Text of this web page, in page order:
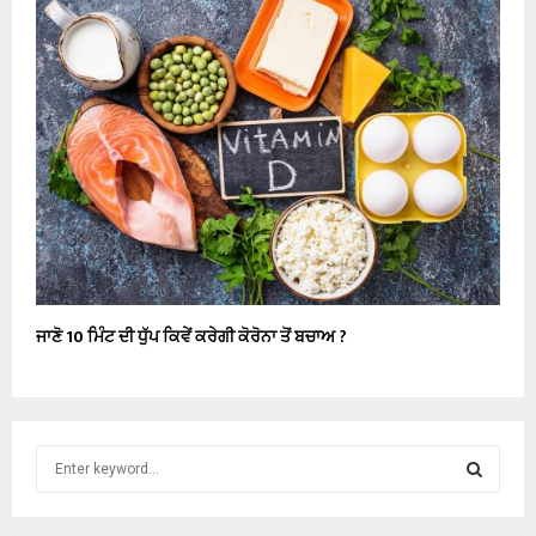
ਜਾਣੋ 10 ਮਿੰਟ ਦੀ ਧੁੱਪ ਕਿਵੇਂ ਕਰੇਗੀ ਕੋਰੋਨਾ ਤੋਂ ਬਚਾਅ ?